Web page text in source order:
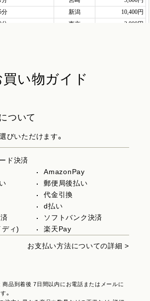
買い物ガイド
ついて
びいただけます。
ド決済
AmazonPay
郵便局後払い
代金引換
d払い
ソフトバンク決済
ィ)
楽天Pay
お支払い方法についての詳細 >
商品到着後 7日間以内にお電話またはメールに
。